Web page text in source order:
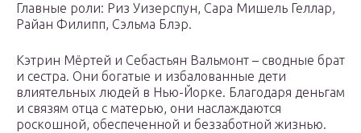
Главные роли: Риз Уизерспун, Сара Мишель Геллар,
Райан Филипп, Сэльма Блэр.
Кэтрин Мёртей и Себастьян Вальмонт – сводные брат
и сестра. Они богатые и избалованные дети
влиятельных людей в Нью-Йорке. Благодаря деньгам
и связям отца с матерью, они наслаждаются
роскошной, обеспеченной и беззаботной жизнью.